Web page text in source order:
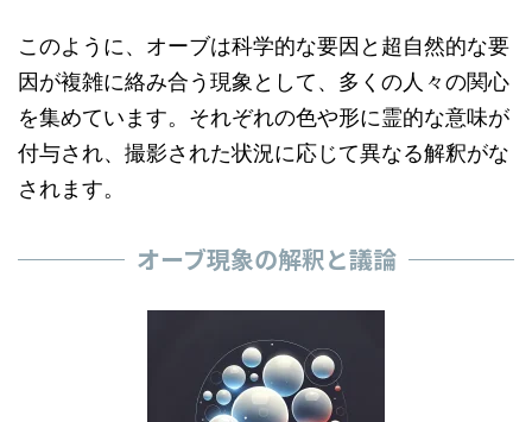
このように、オーブは科学的な要因と超自然的な要
因が複雑に絡み合う現象として、多くの人々の関心
を集めています。それぞれの色や形に霊的な意味が
付与され、撮影された状況に応じて異なる解釈がな
されます。
オーブ現象の解釈と議論